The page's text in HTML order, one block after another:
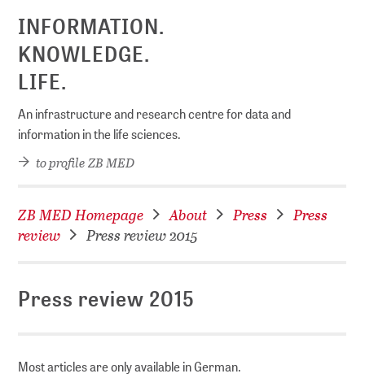
INFORMATION.
KNOWLEDGE.
LIFE.
An infrastructure and research centre for data and
information in the life sciences.
to profile ZB MED
ZB MED Homepage About Press
Press
review
Press review 2015
Press review 2015
Most articles are only available in German.
digital library